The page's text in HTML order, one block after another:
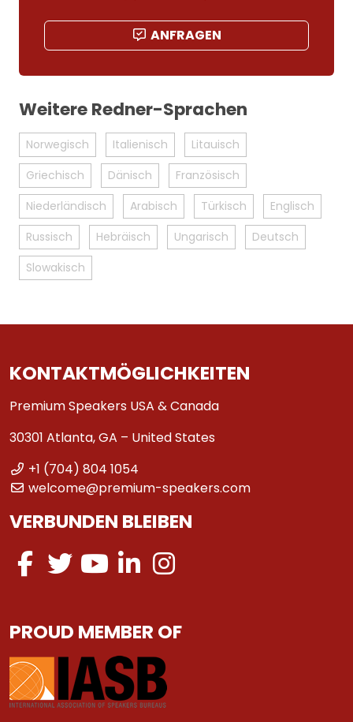
ANFRAGEN
Weitere Redner-Sprachen
Norwegisch Italienisch
Litauisch
Griechisch
Dänisch
Französisch
Niederländisch
Arabisch Türkisch
Englisch
Russisch
Hebräisch Ungarisch
Deutsch
Slowakisch
KONTAKTMÖGLICHKEITEN
Premium Speakers USA & Canada
30301 Atlanta, GA – United States
+1 (704) 804 1054
welcome@premium-speakers.com
VERBUNDEN BLEIBEN
PROUD MEMBER OF